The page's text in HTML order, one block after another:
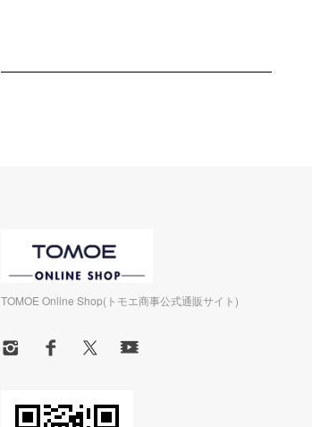
TOMOE Online Shop(トモエ商事公式通販サイト)